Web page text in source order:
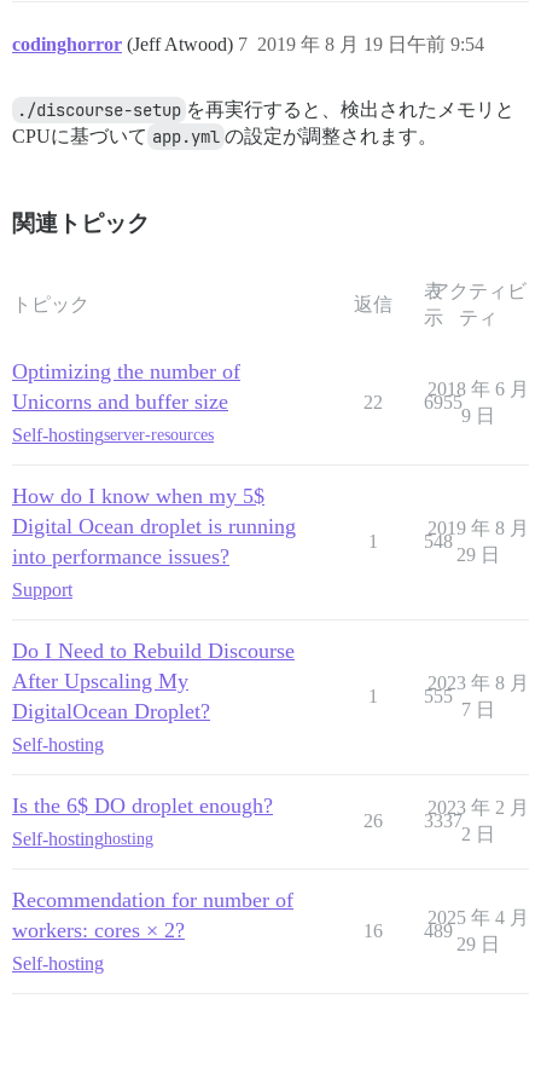
codinghorror (Jeff Atwood) 2019 年 8 月 19 日午前 9:54
7
./discourse-setup を再実行すると、検出されたメモリと
CPUに基づいて app.yml の設定が調整されます。
関連トピック
トピック 返信
表
示
アクティビ
ティ
Optimizing the number of
Unicorns and buffer size
Self-hostingserver-resources
22 6955
2018 年 6 月
9 日
How do I know when my 5$
Digital Ocean droplet is running
into performance issues?
Support
1 548
2019 年 8 月
29 日
Do I Need to Rebuild Discourse
After Upscaling My
DigitalOcean Droplet?
Self-hosting
1 555
2023 年 8 月
7 日
Is the 6$ DO droplet enough?
Self-hostinghosting
26 3337
2023 年 2 月
2 日
Recommendation for number of
workers: cores × 2?
Self-hosting
16 489
2025 年 4 月
29 日